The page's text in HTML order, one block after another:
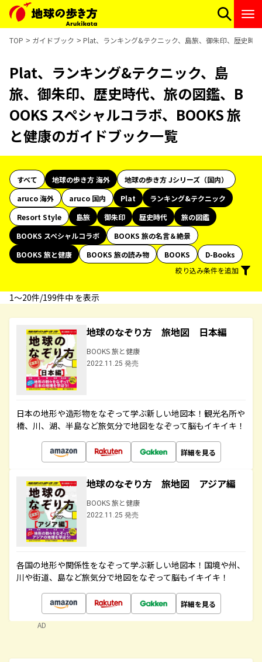
TOP ガイドブック Plat、ランキング&テクニック、島旅、御朱印、歴史時
Plat、ランキング&テクニック、島
旅、御朱印、歴史時代、旅の図鑑、B
OOKS スペシャルコラボ、BOOKS 旅
と健康のガイドブック一覧
すべて 地球の歩き方 海外
地球の歩き方 Jシリーズ（国内）
aruco 海外
aruco 国内 Plat
ランキング&テクニック
Resort Style
島旅 御朱印 歴史時代
旅の図鑑
BOOKS スペシャルコラボ
BOOKS 旅の名言＆絶景
BOOKS 旅と健康
BOOKS 旅の読み物 BOOKS
D-Books
絞り込み条件を追加
1〜20件/199件中 を表示
地球のなぞり方 旅地図 日本編
BOOKS 旅と健康
2022.11.25 発売
日本の地形や造形物をなぞって学ぶ新しい地図本！観光名所や
橋、川、湖、半島など旅気分で地図をなぞって脳もイキイキ！
詳細を見る
地球のなぞり方 旅地図 アジア編
BOOKS 旅と健康
2022.11.25 発売
各国の地形や関係性をなぞって学ぶ新しい地図本！国境や州、
川や街道、島など旅気分で地図をなぞって脳もイキイキ！
詳細を見る
AD